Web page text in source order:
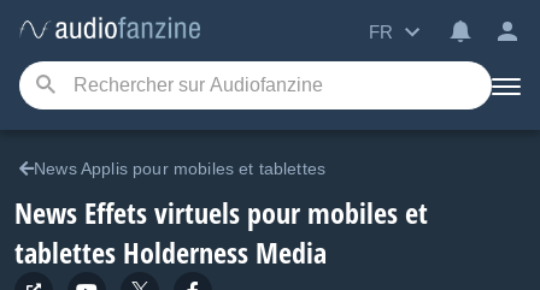
FR
News Applis pour mobiles et tablettes
News Effets virtuels pour mobiles et
tablettes Holderness Media